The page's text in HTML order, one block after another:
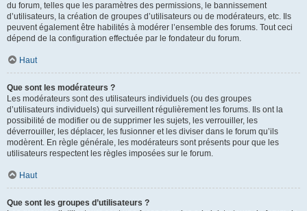
du forum, telles que les paramètres des permissions, le bannissement
d’utilisateurs, la création de groupes d’utilisateurs ou de modérateurs, etc. Ils
peuvent également être habilités à modérer l’ensemble des forums. Tout ceci
dépend de la configuration effectuée par le fondateur du forum.
Haut
Que sont les modérateurs ?
Les modérateurs sont des utilisateurs individuels (ou des groupes
d’utilisateurs individuels) qui surveillent régulièrement les forums. Ils ont la
possibilité de modifier ou de supprimer les sujets, les verrouiller, les
déverrouiller, les déplacer, les fusionner et les diviser dans le forum qu’ils
modèrent. En règle générale, les modérateurs sont présents pour que les
utilisateurs respectent les règles imposées sur le forum.
Haut
Que sont les groupes d’utilisateurs ?